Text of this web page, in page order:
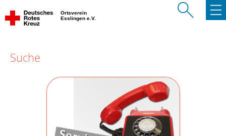
Ortsverein
Esslingen e.V.
Suche